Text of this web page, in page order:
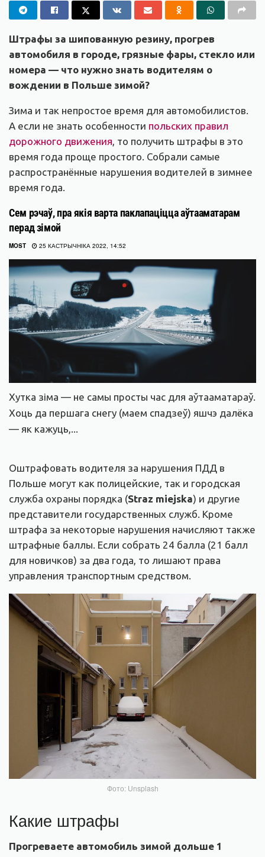
Штрафы за шипованную резину, прогрев
автомобиля в городе, грязные фары, стекло или
номера — что нужно знать водителям о
вождении в Польше зимой?
Зима и так непростое время для автомобилистов.
А если не знать особенности польских правил
дорожного движения , то получить штрафы в это
время года проще простого. Собрали самые
распространённые нарушения водителей в зимнее
время года.
Сем рэчаў, пра якія варта паклапаціцца аўтааматарам
перад зімой
MOST 25 КАСТРЫЧНІКА 2022, 14:52
Хутка зіма — не самы просты час для аўтааматараў.
Хоць да першага снегу (маем спадзеў) яшчэ далёка
— як кажуць,...
Оштрафовать водителя за нарушения ПДД в
Польше могут как полицейские, так и городская
служба охраны порядка (Straz miejska) и другие
представители государственных служб. Кроме
штрафа за некоторые нарушения начисляют также
штрафные баллы. Если собрать 24 балла (21 балл
для новичков) за два года, то лишают права
управления транспортным средством.
Фото: Unsplash
Какие штрафы
Прогреваете автомобиль зимой дольше 1